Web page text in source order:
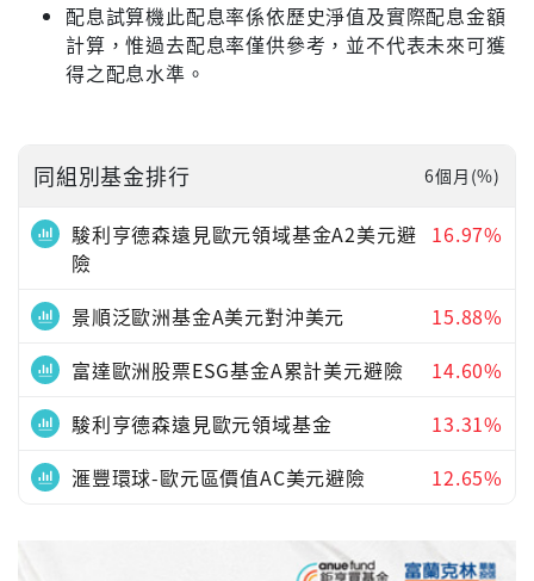
配息試算機此配息率係依歷史淨值及實際配息金額
計算，惟過去配息率僅供參考，並不代表未來可獲
得之配息水準。
同組別基金排行 6個月(%)
駿利亨德森遠見歐元領域基金A2美元避
險
16.97%
景順泛歐洲基金A美元對沖美元
15.88%
富達歐洲股票ESG基金A累計美元避險
14.60%
駿利亨德森遠見歐元領域基金
13.31%
滙豐環球-歐元區價值AC美元避險
12.65%